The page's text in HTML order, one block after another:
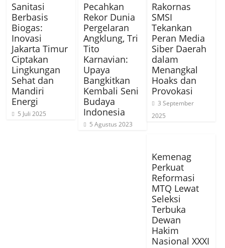
Sanitasi
Berbasis
Biogas:
Inovasi
Jakarta Timur
Ciptakan
Lingkungan
Sehat dan
Mandiri
Energi
5 Juli 2025
Pecahkan
Rekor Dunia
Pergelaran
Angklung, Tri
Tito
Karnavian:
Upaya
Bangkitkan
Kembali Seni
Budaya
Indonesia
5 Agustus 2023
Rakornas
SMSI
Tekankan
Peran Media
Siber Daerah
dalam
Menangkal
Hoaks dan
Provokasi
3 September
2025
Kemenag
Perkuat
Reformasi
MTQ Lewat
Seleksi
Terbuka
Dewan
Hakim
Nasional XXXI